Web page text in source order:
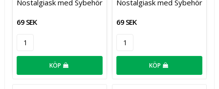
Nostalgiask med Sybehör
69 SEK
KÖP
Nostalgiask med Sybehör
69 SEK
KÖP